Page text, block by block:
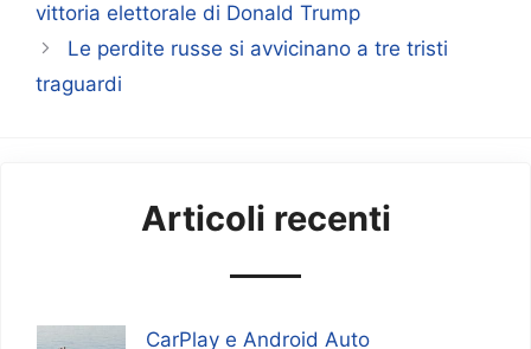
vittoria elettorale di Donald Trump
Le perdite russe si avvicinano a tre tristi
traguardi
Articoli recenti
CarPlay e Android Auto